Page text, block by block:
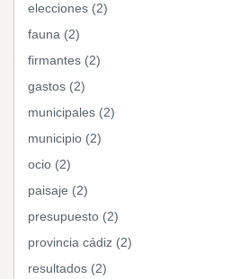
elecciones (2)
fauna (2)
firmantes (2)
gastos (2)
municipales (2)
municipio (2)
ocio (2)
paisaje (2)
presupuesto (2)
provincia cádiz (2)
resultados (2)